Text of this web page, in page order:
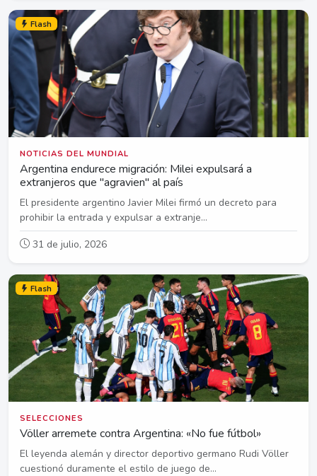
Flash
NOTICIAS DEL MUNDIAL
Argentina endurece migración: Milei expulsará a
extranjeros que "agravien" al país
El presidente argentino Javier Milei firmó un decreto para
prohibir la entrada y expulsar a extranje...
31 de julio, 2026
Flash
SELECCIONES
Völler arremete contra Argentina: «No fue fútbol»
El leyenda alemán y director deportivo germano Rudi Völler
cuestionó duramente el estilo de juego de...